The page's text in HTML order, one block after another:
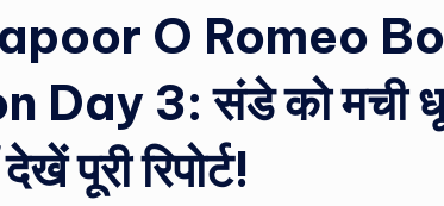
O Romeo
Day 3: संडे को मची
पूरी रिपोर्ट!